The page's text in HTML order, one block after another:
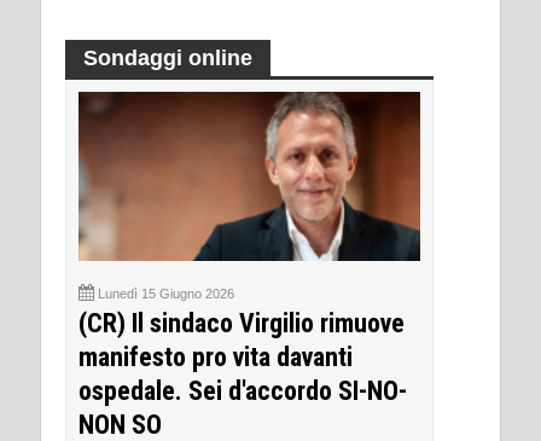
Sondaggi online
Lunedì 15 Giugno 2026
(CR) Il sindaco Virgilio rimuove
manifesto pro vita davanti
ospedale. Sei d'accordo SI-NO-
NON SO